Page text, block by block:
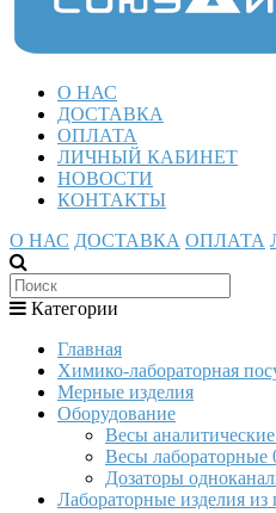
О НАС
ДОСТАВКА
ОПЛАТА
ЛИЧНЫЙ КАБИНЕТ
НОВОСТИ
КОНТАКТЫ
О НАС ДОСТАВКА ОПЛАТА
Категории
Главная
Химико-лабораторная
Мерные изделия
Оборудование
Весы аналитические
Весы лабораторные
Дозаторы
Лабораторные изделия из